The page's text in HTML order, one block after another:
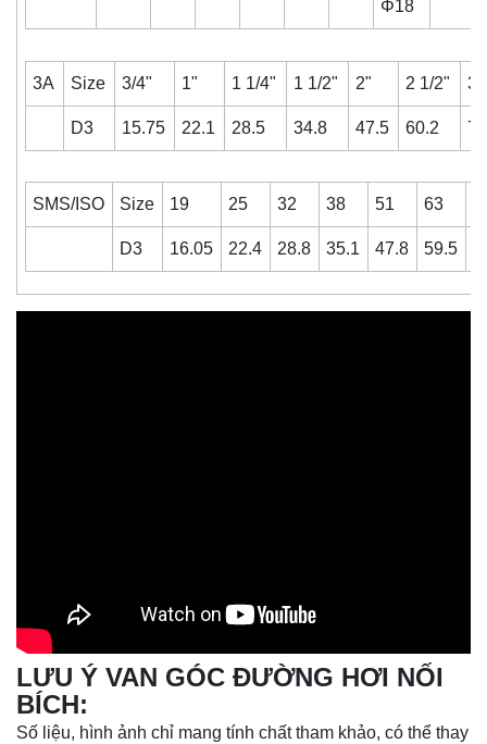
Φ18
3A Size 3/4" 1" 1 1/4" 1 1/2" 2" 2 1/2" 3"
D3 15.75 22.1 28.5 34.8 47.5 60.2
SMS/ISO Size 19 25 32 38 51 63
D3 16.05 22.4 28.8 35.1 47.8 59.5
LƯU Ý VAN GÓC ĐƯỜNG HƠI NỐI
BÍCH:
Số liệu, hình ảnh chỉ mang tính chất tham khảo, có thể thay